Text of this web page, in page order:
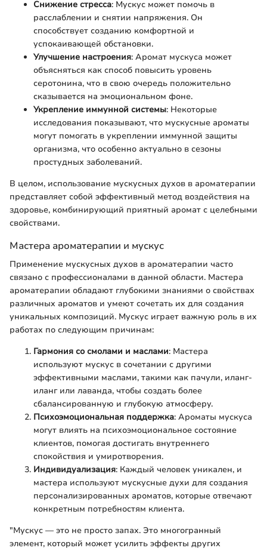
Снижение стресса: Мускус может помочь в
расслаблении и снятии напряжения. Он
способствует созданию комфортной и
успокаивающей обстановки.
Улучшение настроения: Аромат мускуса может
объясняться как способ повысить уровень
серотонина, что в свою очередь положительно
сказывается на эмоциональном фоне.
Укрепление иммунной системы: Некоторые
исследования показывают, что мускусные ароматы
могут помогать в укреплении иммунной защиты
организма, что особенно актуально в сезоны
простудных заболеваний.
В целом, использование мускусных духов в ароматерапии
представляет собой эффективный метод воздействия на
здоровье, комбинирующий приятный аромат с целебными
свойствами.
Мастера ароматерапии и мускус
Применение мускусных духов в ароматерапии часто
связано с профессионалами в данной области. Мастера
ароматерапии обладают глубокими знаниями о свойствах
различных ароматов и умеют сочетать их для создания
уникальных композиций. Мускус играет важную роль в их
работах по следующим причинам:
Гармония со смолами и маслами: Мастера
используют мускус в сочетании с другими
эффективными маслами, такими как пачули, иланг-
иланг или лаванда, чтобы создать более
сбалансированную и глубокую атмосферу.
Психоэмоциональная поддержка: Ароматы мускуса
могут влиять на психоэмоциональное состояние
клиентов, помогая достигать внутреннего
спокойствия и умиротворения.
Индивидуализация: Каждый человек уникален, и
мастера используют мускусные духи для создания
персонализированных ароматов, которые отвечают
конкретным потребностям клиента.
"Мускус — это не просто запах. Это многогранный
элемент, который может усилить эффекты других